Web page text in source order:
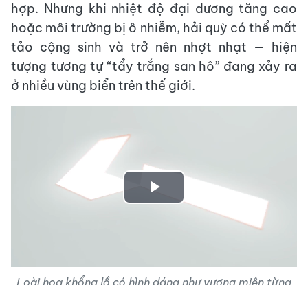
hợp. Nhưng khi nhiệt độ đại dương tăng cao
hoặc môi trường bị ô nhiễm, hải quỳ có thể mất
tảo cộng sinh và trở nên nhợt nhạt — hiện
tượng tương tự “tẩy trắng san hô” đang xảy ra
ở nhiều vùng biển trên thế giới.
Play